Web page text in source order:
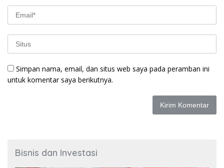
Simpan nama, email, dan situs web saya pada peramban ini
untuk komentar saya berikutnya.
Bisnis dan Investasi